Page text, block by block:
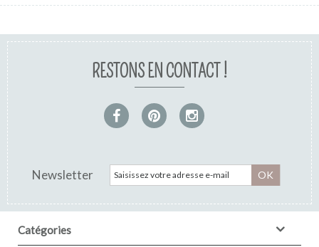
RESTONS EN CONTACT !
Newsletter OK
Catégories